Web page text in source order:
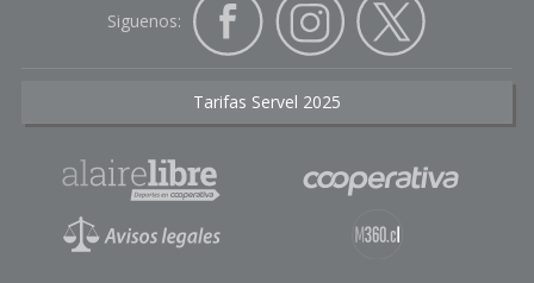
Siguenos:
Tarifas Servel 2025